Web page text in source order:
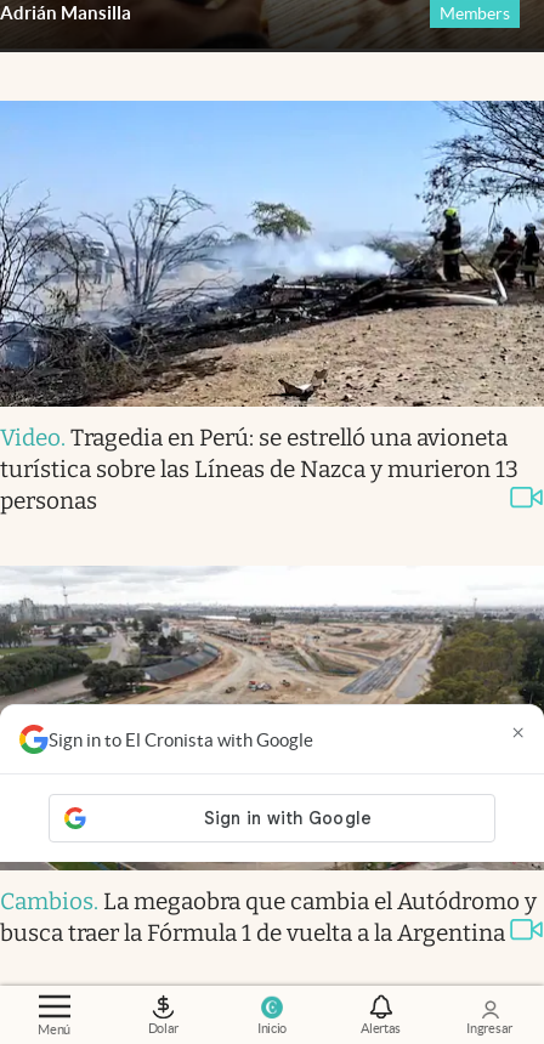
Menú Dolar Inicio Alertas Ingresar
Sign in to El Cronista with Google ×
Adrián Mansilla Members
Video. Tragedia en Perú: se estrelló una avioneta
turística sobre las Líneas de Nazca y murieron 13
personas
Cambios. La megaobra que cambia el Autódromo y
busca traer la Fórmula 1 de vuelta a la Argentina